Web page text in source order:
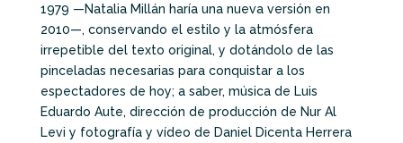
1979 —Natalia Millán haría una nueva versión en
2010—, conservando el estilo y la atmósfera
irrepetible del texto original, y dotándolo de las
pinceladas necesarias para conquistar a los
espectadores de hoy; a saber, música de Luis
Eduardo Aute, dirección de producción de Nur Al
Levi y fotografía y vídeo de Daniel Dicenta Herrera